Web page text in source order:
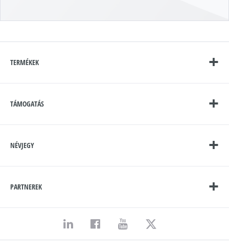
TERMÉKEK
TÁMOGATÁS
NÉVJEGY
PARTNEREK